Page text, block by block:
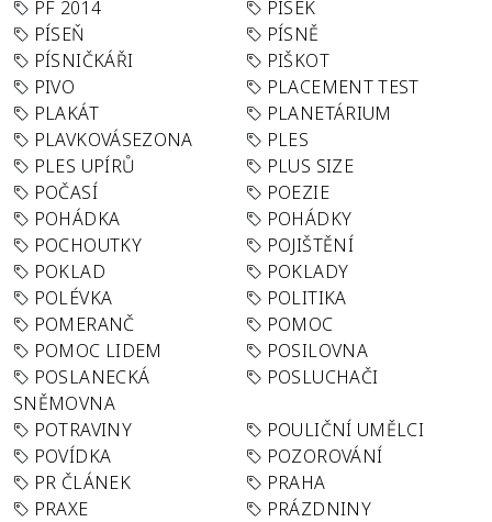
PF 2014
PÍSEK
PÍSEŇ
PÍSNĚ
PÍSNIČKÁŘI
PIŠKOT
PIVO
PLACEMENT TEST
PLAKÁT
PLANETÁRIUM
PLAVKOVÁSEZONA
PLES
PLES UPÍRŮ
PLUS SIZE
POČASÍ
POEZIE
POHÁDKA
POHÁDKY
POCHOUTKY
POJIŠTĚNÍ
POKLAD
POKLADY
POLÉVKA
POLITIKA
POMERANČ
POMOC
POMOC LIDEM
POSILOVNA
POSLANECKÁ
SNĚMOVNA
POSLUCHAČI
POTRAVINY
POULIČNÍ UMĚLCI
POVÍDKA
POZOROVÁNÍ
PR ČLÁNEK
PRAHA
PRAXE
PRÁZDNINY